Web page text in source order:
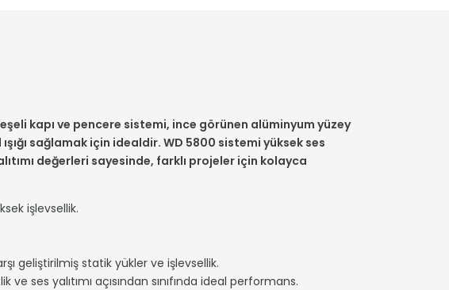
kapı ve pencere sistemi, ince görünen alüminyum yüzey
sağlamak için idealdir. WD 5800 sistemi yüksek ses
değerleri sayesinde, farklı projeler için kolayca
işlevsellik.
geliştirilmiş statik yükler ve işlevsellik.
ve ses yalıtımı açısından sınıfında ideal performans.